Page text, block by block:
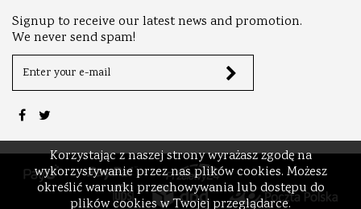
Signup to receive our latest news and promotion.
We never send spam!
Korzystając z naszej strony wyrażasz zgodę na
wykorzystywanie przez nas plików cookies. Możesz
określić warunki przechowywania lub dostępu do
plików cookies w Twojej przeglądarce.